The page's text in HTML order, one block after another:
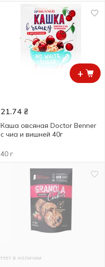
+
21.74 ₴
Каша овсяная Doctor Benner
с чиа и вишней 40г
40 г
Нет в наличии